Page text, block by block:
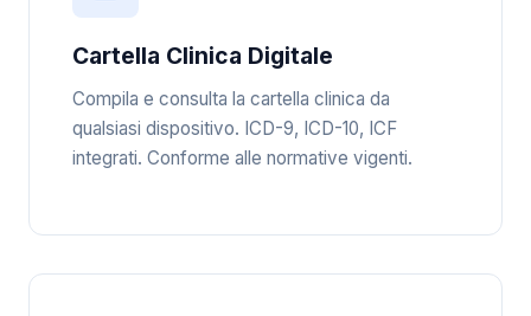
Cartella Clinica Digitale
Compila e consulta la cartella clinica da
qualsiasi dispositivo. ICD-9, ICD-10, ICF
integrati. Conforme alle normative vigenti.